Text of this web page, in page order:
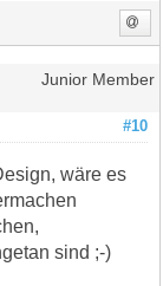
Junior Member
#10
wäre es
sind ;-)